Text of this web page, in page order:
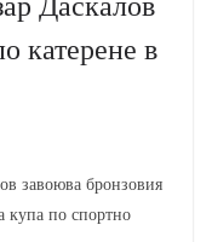
Даскалов
катерене в
завоюва бронзовия
купа по спортно